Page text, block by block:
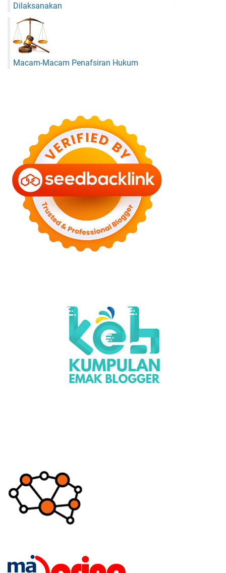
Dilaksanakan
Macam-Macam Penafsiran Hukum